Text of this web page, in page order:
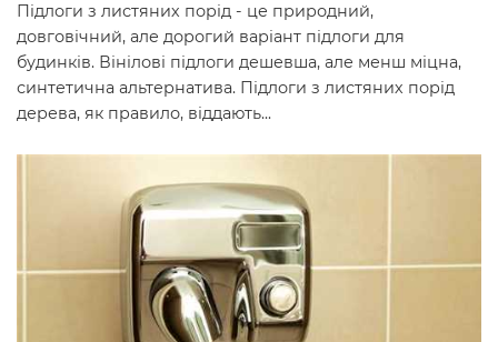
Підлоги з листяних порід - це природний,
довговічний, але дорогий варіант підлоги для
будинків. Вінілові підлоги дешевша, але менш міцна,
синтетична альтернатива. Підлоги з листяних порід
дерева, як правило, віддають...